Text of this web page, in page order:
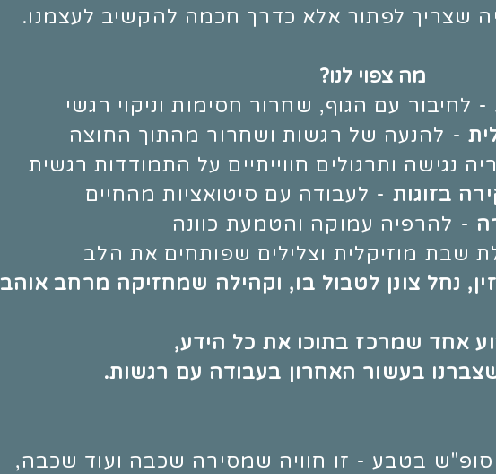
שצריך לפתור אלא כדרך חכמה להקשיב לעצמנו.
מה צפוי לנו?
- לחיבור עם הגוף, שחרור חסימות וניקוי רגשי
- להנעה של רגשות ושחרור מהתוך החוצה
נגישה ותרגולים חווייתיים על התמודדות רגשית
בזוגות - לעבודה עם סיטואציות מהחיים
- להרפיה עמוקה והטמעת כוונה
שבת מוזיקלית וצלילים שפותחים את הלב
נחל צונן לטבול בו, וקהילה שמחזיקה מרחב אוהב
אחד שמרכז בתוכו את כל הידע,
שצברנו בעשור האחרון בעבודה עם רגשות.
בטבע - זו חוויה שמסירה שכבה ועוד שכבה,